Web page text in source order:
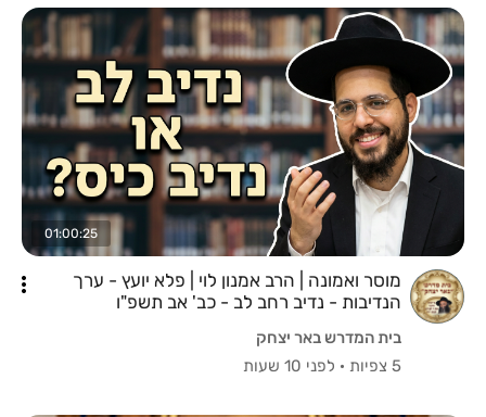
01:00:25
מוסר ואמונה | הרב אמנון לוי | פלא יועץ - ערך
הנדיבות - נדיב רחב לב - כב' אב תשפ"ו
בית המדרש באר יצחק
5 צפיות
· לפני 10 שעות